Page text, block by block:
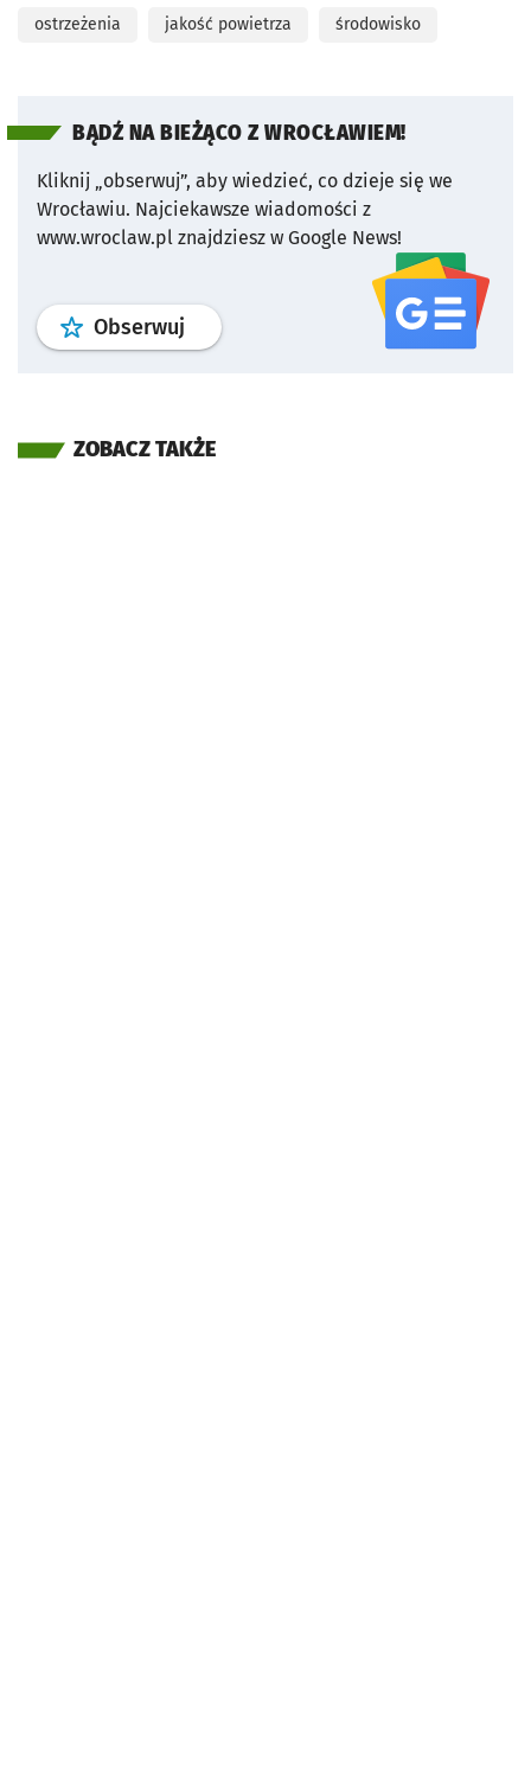
ostrzeżenia jakość powietrza środowisko
BĄDŹ NA BIEŻĄCO Z WROCŁAWIEM!
Kliknij „obserwuj”, aby wiedzieć, co dzieje się we
Wrocławiu. Najciekawsze wiadomości z
www.wroclaw.pl znajdziesz w Google News!
Obserwuj profil serwisu
ZOBACZ TAKŻE